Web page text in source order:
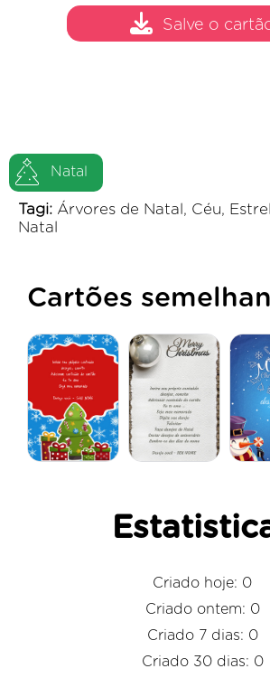
Natal
Tagi: Árvores de Natal, Céu,
Natal
Salve o
Cartões
Criado hoje: 0
Criado ontem: 0
Criado 7 dias: 0
Criado 30 dias: 0